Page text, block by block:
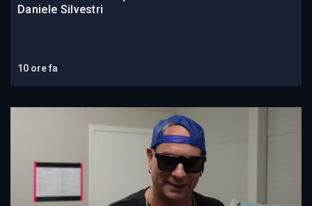
Daniele Silvestri
10 ore fa